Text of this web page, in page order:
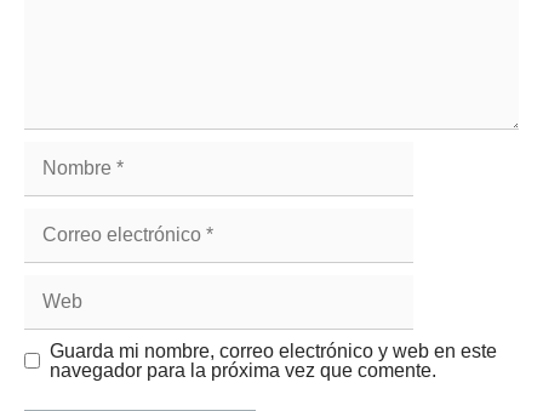
Guarda mi nombre, correo electrónico y web en este
navegador para la próxima vez que comente.